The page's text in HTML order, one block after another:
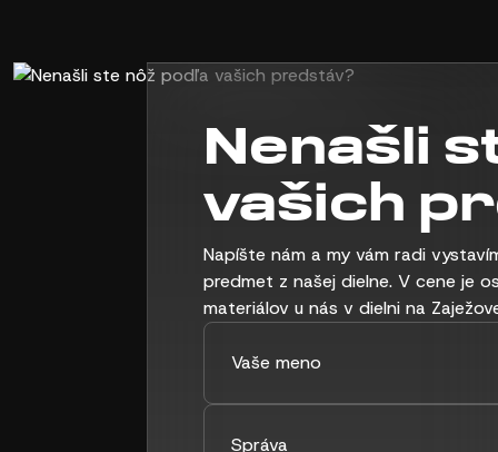
Nenašli
vašich
Napíšte nám a my vám radi
predmet z našej dielne. V cene je
materiálov u nás v dielni na